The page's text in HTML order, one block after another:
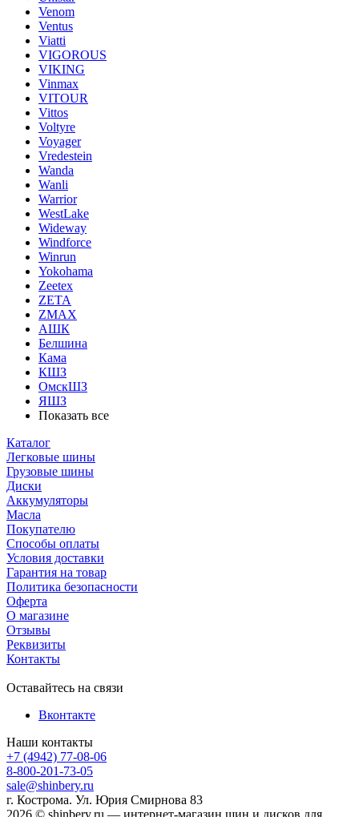
Venom
Ventus
Viatti
VIGOROUS
VIKING
Vinmax
VITOUR
Vittos
Voltyre
Voyager
Vredestein
Wanda
Wanli
Warrior
WestLake
Wideway
Windforce
Winrun
Yokohama
Zeetex
ZETA
ZMAX
АШК
Белшина
Кама
КШЗ
ОмскШЗ
ЯШЗ
Показать все
Каталог
Легковые шины
Грузовые шины
Диски
Аккумуляторы
Масла
Покупателю
Способы оплаты
Условия доставки
Гарантия на товар
Политика безопасности
Оферта
О магазине
Отзывы
Реквизиты
Контакты
Оставайтесь на связи
Вконтакте
Наши контакты
+7 (4942) 77-08-06
8-800-201-73-05
sale@shinbery.ru
г. Кострома. Ул. Юрия Смирнова 83
2026 © shinbery.ru — интернет-магазин шин и дисков для